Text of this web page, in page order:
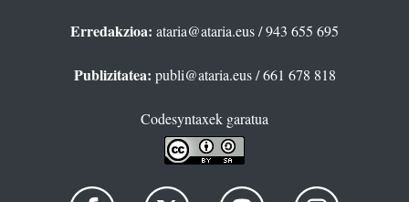
Erredakzioa: ataria@ataria.eus/ 943 655 695
Publizitatea: publi@ataria.eus/ 661 678 818
Codesyntaxek garatua